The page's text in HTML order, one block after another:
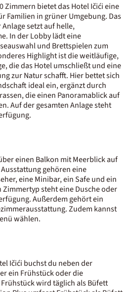
Zimmern bietet das Hotel Ičići eine
Familien in grüner Umgebung. Das
setzt auf helle,
In der Lobby lädt eine
und Brettspielen zum
Highlight ist die weitläufige,
die das Hotel umschließt und eine
zur Natur schafft. Hier bettet sich
ideal ein, ergänzt durch
die einen Panoramablick auf
Auf der gesamten Anlage steht
einen Balkon mit Meerblick auf
gehören eine
eine Minibar, ein Safe und ein
Zimmertyp steht eine Dusche oder
Außerdem gehört ein
Zudem kannst
wählen.
Ičići buchst du neben der
ein Frühstück oder die
wird täglich als Büfett